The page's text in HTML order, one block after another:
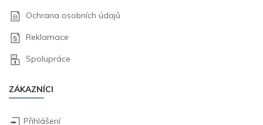
Ochrana osobních údajů
Reklamace
Spolupráce
ZÁKAZNÍCI
Přihlášení